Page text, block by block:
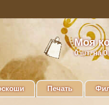
Моя
0шт. на 0
Печать